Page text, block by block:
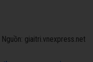
Nguồn: giaitri.vnexpress.net